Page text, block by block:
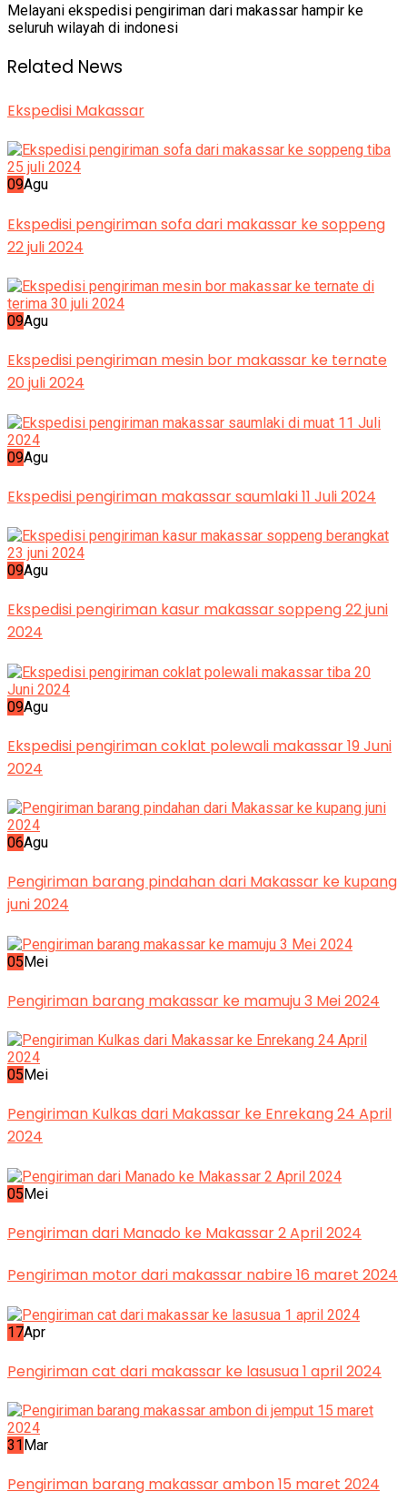
Melayani ekspedisi pengiriman dari makassar hampir ke
seluruh wilayah di indonesi
Related News
Ekspedisi Makassar
09Agu
Ekspedisi pengiriman sofa dari makassar ke soppeng
22 juli 2024
09Agu
Ekspedisi pengiriman mesin bor makassar ke ternate
20 juli 2024
09Agu
Ekspedisi pengiriman makassar saumlaki 11 Juli 2024
09Agu
Ekspedisi pengiriman kasur makassar soppeng 22 juni
2024
09Agu
Ekspedisi pengiriman coklat polewali makassar 19 Juni
2024
06Agu
Pengiriman barang pindahan dari Makassar ke kupang
juni 2024
05Mei
Pengiriman barang makassar ke mamuju 3 Mei 2024
05 Mei
Pengiriman Kulkas dari Makassar ke Enrekang 24 April
2024
05Mei
Pengiriman dari Manado ke Makassar 2 April 2024
Pengiriman motor dari makassar nabire 16 maret 2024
17Apr
Pengiriman cat dari makassar ke lasusua 1 april 2024
31Mar
Pengiriman barang makassar ambon 15 maret 2024